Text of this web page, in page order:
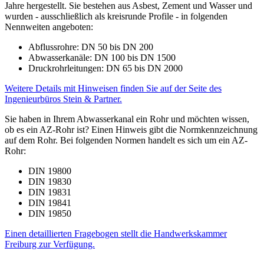
Jahre hergestellt. Sie bestehen aus Asbest, Zement und Wasser und
wurden - ausschließlich als kreisrunde Profile - in folgenden
Nennweiten angeboten:
Abflussrohre: DN 50 bis DN 200
Abwasserkanäle: DN 100 bis DN 1500
Druckrohrleitungen: DN 65 bis DN 2000
Weitere Details mit Hinweisen finden Sie auf der Seite des
Ingenieurbüros Stein & Partner.
Sie haben in Ihrem Abwasserkanal ein Rohr und möchten wissen,
ob es ein AZ-Rohr ist? Einen Hinweis gibt die Normkennzeichnung
auf dem Rohr. Bei folgenden Normen handelt es sich um ein AZ-
Rohr:
DIN 19800
DIN 19830
DIN 19831
DIN 19841
DIN 19850
Einen detaillierten Fragebogen stellt die Handwerkskammer
Freiburg zur Verfügung.